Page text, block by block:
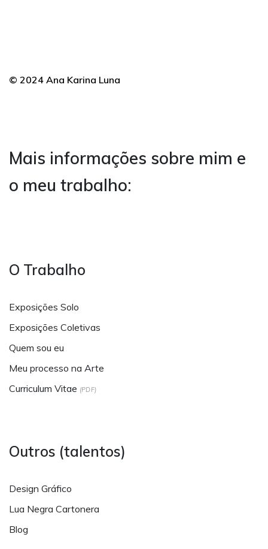
© 2024 Ana Karina Luna
Mais informações sobre mim e
o meu trabalho:
O Trabalho
Exposições Solo
Exposições Coletivas
Quem sou eu
Meu processo na Arte
Curriculum Vitae (PDF)
Outros (talentos)
Design Gráfico
Lua Negra Cartonera
Blog